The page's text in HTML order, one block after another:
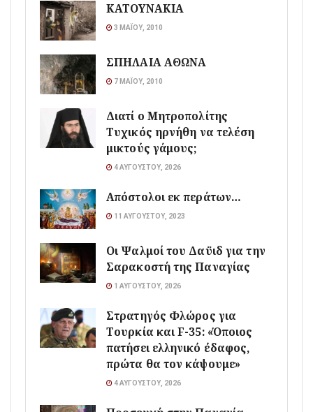
ΚΑΤΟΥΝΑΚΙΑ
3 ΜΑΪ́ΟΥ, 2010
ΣΠΗΛΑΙΑ ΑΘΩΝΑ
7 ΜΑΪ́ΟΥ, 2010
Διατί ο Μητροπολίτης
Τυχικός ηρνήθη να τελέση
μικτούς γάμους;
4 ΑΥΓΟΎΣΤΟΥ, 2026
Απόστολοι εκ περάτων…
11 ΑΥΓΟΎΣΤΟΥ, 2023
Οι Ψαλμοί του Δαϋιδ για την
Σαρακοστή της Παναγίας
1 ΑΥΓΟΎΣΤΟΥ, 2026
Στρατηγός Φλώρος για
Τουρκία και F-35: «Όποιος
πατήσει ελληνικό έδαφος,
πρώτα θα τον κάψουμε»
4 ΑΥΓΟΎΣΤΟΥ, 2026